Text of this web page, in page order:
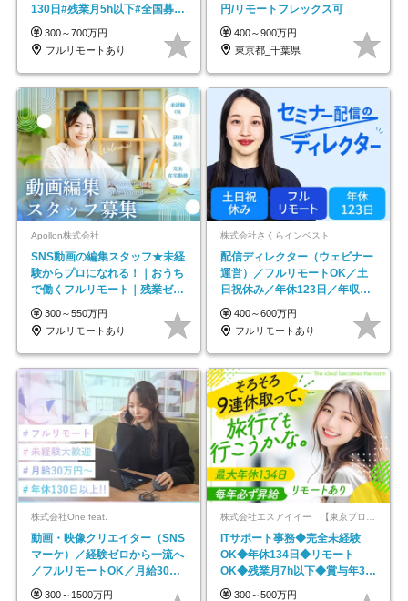
130日#残業月5h以下#全国募集
#最大1年の研修
300～700万円
フルリモートあり
円/リモートフレックス可
400～900万円
東京都_千葉県
Apollon株式会社
SNS動画の編集スタッフ★未経
験からプロになれる！｜おうち
で働くフルリモート｜残業ゼロ
で18時退勤◎
300～550万円
フルリモートあり
株式会社さくらインベスト
配信ディレクター（ウェビナー
運営）／フルリモートOK／土
日祝休み／年休123日／年収
600万円可
400～600万円
フルリモートあり
株式会社One feat.
動画・映像クリエイター（SNS
マーケ）／経験ゼロから一流へ
／フルリモートOK／月給30万
円～／年休130日以上
300～1500万円
ITサポート事務◆完全未経験
OK◆年休134日◆リモート
OK◆残業月7h以下◆賞与年3回
◆5年目まで必ず昇給
300～500万円